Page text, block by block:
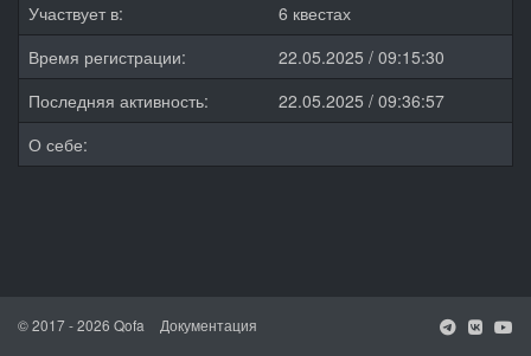
Участвует в:
6 квестах
Время регистрации:
22.05.2025 / 09:15:30
Последняя активность:
22.05.2025 / 09:36:57
О себе:
© 2017 - 2026 Qofa Документация